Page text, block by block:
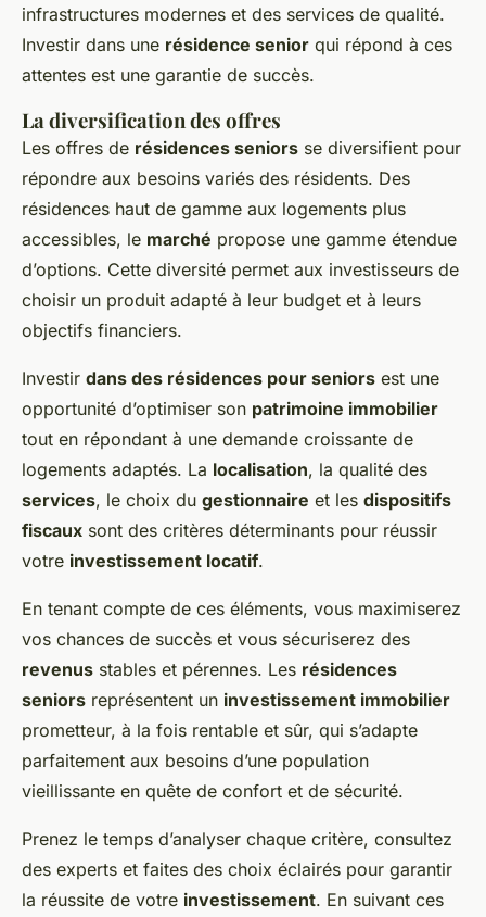
infrastructures modernes et des services de qualité.
Investir dans une résidence senior qui répond à ces
attentes est une garantie de succès.
La diversification des offres
Les offres de résidences seniors se diversifient pour
répondre aux besoins variés des résidents. Des
résidences haut de gamme aux logements plus
accessibles, le marché propose une gamme étendue
d’options. Cette diversité permet aux investisseurs de
choisir un produit adapté à leur budget et à leurs
objectifs financiers.
Investir dans des résidences pour seniors est une
opportunité d’optimiser son patrimoine immobilier
tout en répondant à une demande croissante de
logements adaptés. La localisation, la qualité des
services, le choix du gestionnaire et les dispositifs
fiscaux sont des critères déterminants pour réussir
votre investissement locatif.
En tenant compte de ces éléments, vous maximiserez
vos chances de succès et vous sécuriserez des
revenus stables et pérennes. Les résidences
seniors représentent un investissement immobilier
prometteur, à la fois rentable et sûr, qui s’adapte
parfaitement aux besoins d’une population
vieillissante en quête de confort et de sécurité.
Prenez le temps d’analyser chaque critère, consultez
des experts et faites des choix éclairés pour garantir
la réussite de votre investissement. En suivant ces